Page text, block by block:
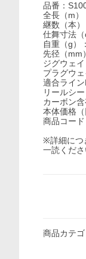
品番：
全長（m）
継数（本
仕舞寸法
自重（g）
先径（mm
ジグウェ
プラグウ
適合ライ
リールシ
カーボン
本体価格
商品コー
※詳細につ
一読くだ
商品カテゴ